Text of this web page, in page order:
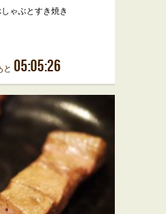
ゃぶとすき焼き
と 05:05:26